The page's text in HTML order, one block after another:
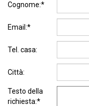
Cognome:*
Email:*
Tel. casa:
Città:
Testo della
richiesta:*